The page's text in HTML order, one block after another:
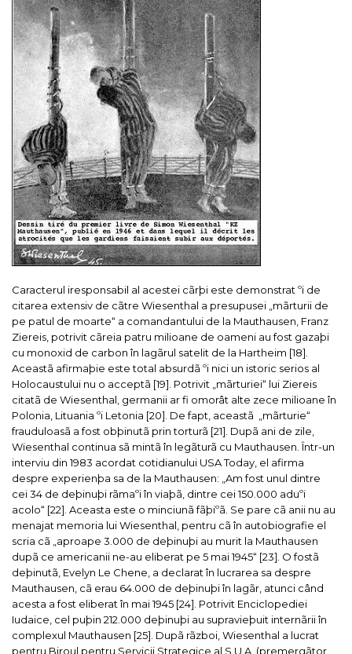
Caracterul iresponsabil al acestei cãrþi este demonstrat ºi de
citarea extensiv de cãtre Wiesenthal a presupusei „mãrturii de
pe patul de moarte“ a comandantului de la Mauthausen, Franz
Ziereis, potrivit cãreia patru milioane de oameni au fost gazaþi
cu monoxid de carbon în lagãrul satelit de la Hartheim [18].
Aceastã afirmaþie este total absurdã ºi nici un istoric serios al
Holocaustului nu o acceptã [19]. Potrivit „mãrturiei“ lui Ziereis
citatã de Wiesenthal, germanii ar fi omorât alte zece milioane în
Polonia, Lituania ºi Letonia [20]. De fapt, aceastã „mãrturie“
frauduloasã a fost obþinutã prin torturã [21]. Dupã ani de zile,
Wiesenthal continua sã mintã în legãturã cu Mauthausen. Într-un
interviu din 1983 acordat cotidianului USA Today , el afirma
despre experienþa sa de la Mauthausen: „Am fost unul dintre
cei 34 de deþinuþi rãmaºi în viaþã, dintre cei 150.000 aduºi
acolo“ [22]. Aceasta este o minciunã fãþiºã. Se pare cã anii nu au
menajat memoria lui Wiesenthal, pentru cã în autobiografie el
scria cã „aproape 3.000 de deþinuþi au murit la Mauthausen
dupã ce americanii ne-au eliberat pe 5 mai 1945“ [23]. O fostã
deþinutã, Evelyn Le Chene, a declarat în lucrarea sa despre
Mauthausen, cã erau 64.000 de deþinuþi în lagãr, atunci când
acesta a fost eliberat în mai 1945 [24]. Potrivit Enciclopediei
Iudaice , cel puþin 212.000 deþinuþi au supravieþuit internãrii în
complexul Mauthausen [25]. Dupã rãzboi, Wiesenthal a lucrat
pentru Biroul pentru Servicii Strategice al S.U.A. (premergãtor